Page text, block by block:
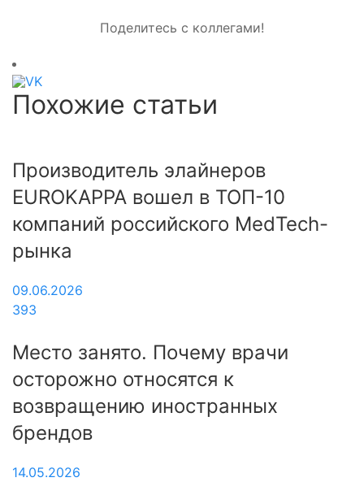
Поделитесь с коллегами!
Похожие статьи
Производитель элайнеров
EUROKAPPA вошел в ТОП-10
компаний российского MedTech-
рынка
09.06.2026
393
Место занято. Почему врачи
осторожно относятся к
возвращению иностранных
брендов
14.05.2026